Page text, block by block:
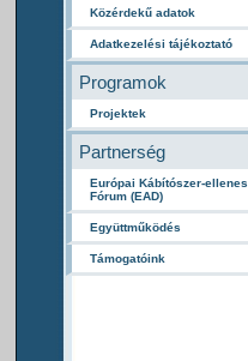
Közérdekű adatok
Adatkezelési tájékoztató
Programok
Projektek
Partnerség
Európai Kábítószer-ellenes
Fórum (EAD)
Együttműködés
Támogatóink